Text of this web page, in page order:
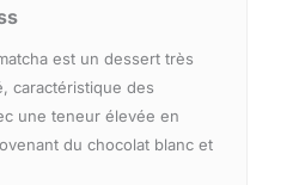
est un dessert très
caractéristique des
une teneur élevée en
du chocolat blanc et